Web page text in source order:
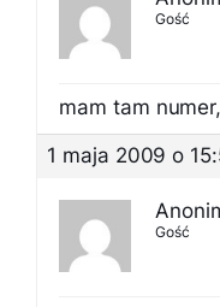
Gość
mam tam
1 maja 2009 o
Gość